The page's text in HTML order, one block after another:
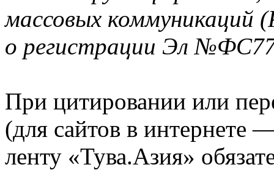
массовых коммуникаций
о регистрации Эл
При цитировании или
(для сайтов в интернете
ленту «Тува.Азия»